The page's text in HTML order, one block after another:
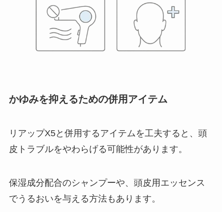
かゆみを抑えるための併用アイテム
リアップX5と併用するアイテムを工夫すると、頭
皮トラブルをやわらげる可能性があります。
保湿成分配合のシャンプーや、頭皮用エッセンス
でうるおいを与える方法もあります。